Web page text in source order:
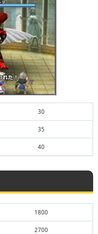
30
35
40
1800
2700